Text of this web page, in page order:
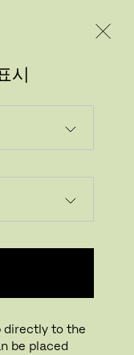
시
directly to the
be placed
From here we do not offer
local store.